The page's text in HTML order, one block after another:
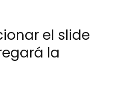
el slide
la